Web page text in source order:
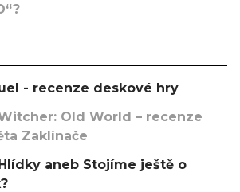
- recenze deskové hry
Old World – recenze
Zaklínače
aneb Stojíme ještě o